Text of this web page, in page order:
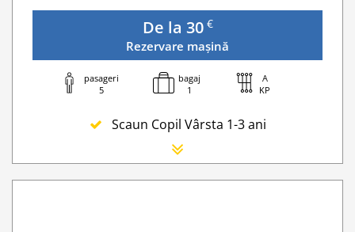
De la 30 €
Rezervare mașină
pasageri
5
bagaj
1
A
KP
Scaun Copil Vârsta 1-3 ani
Scaun Nou-nascut